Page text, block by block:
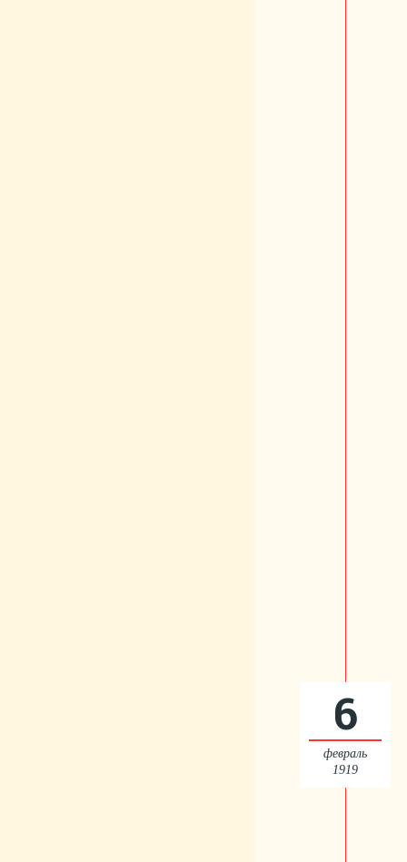
6
февраль
1919